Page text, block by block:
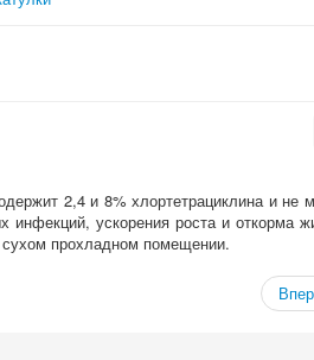
2,4 и 8% хлортетрациклина и не
ускорения роста и откорма
сухом прохладном помещении.